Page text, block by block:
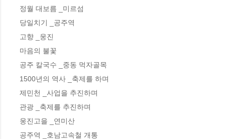
정월 대보름 _미르섬
당일치기 _공주역
고향 _웅진
마음의 불꽃
공주 칼국수 _중동 먹자골목
1500년의 역사 _축제를 하며
제민천 _사업을 추진하며
관광 _축제를 추진하며
웅진고을 _연미산
공주역 _호남고속철 개통